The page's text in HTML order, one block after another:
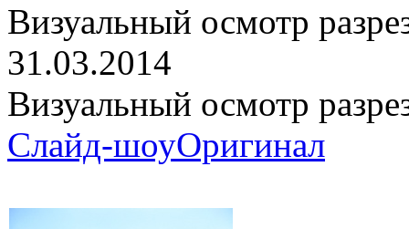
Визуальный осмотр
31.03.2014
Визуальный осмотр
Слайд-шоуОригинал